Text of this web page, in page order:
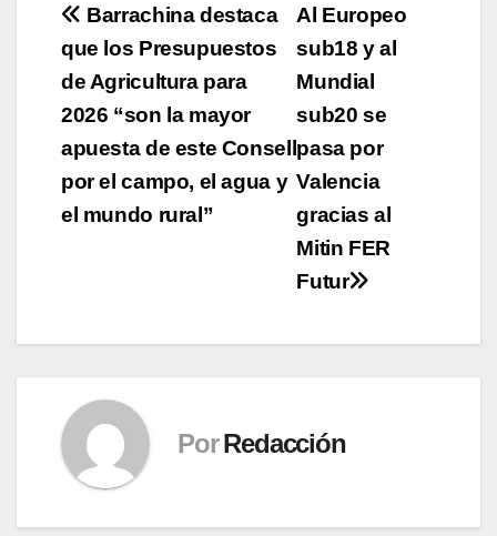
Navegación
de
entradas
Al Europeo
sub18 y al
Mundial
sub20 se
pasa por
Valencia
gracias al
Mitin FER
Futur
Barrachina destaca
que los Presupuestos
de Agricultura para
2026 “son la mayor
apuesta de este Consell
por el campo, el agua y
el mundo rural”
Por Redacción